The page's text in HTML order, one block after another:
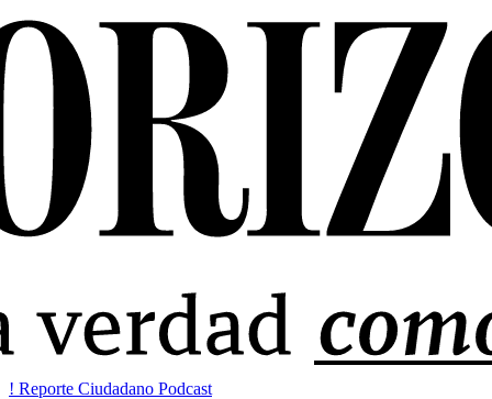
! Reporte Ciudadano Podcast